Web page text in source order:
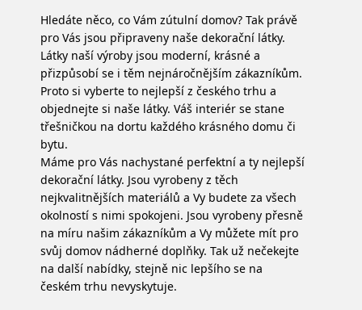
Hledáte něco, co Vám zútulní domov? Tak právě
pro Vás jsou připraveny naše dekorační látky.
Látky naší výroby jsou moderní, krásné a
přizpůsobí se i těm nejnáročnějším zákazníkům.
Proto si vyberte to nejlepší z českého trhu a
objednejte si naše látky. Váš interiér se stane
třešničkou na dortu každého krásného domu či
bytu.
Máme pro Vás nachystané perfektní a ty nejlepší
dekorační látky. Jsou vyrobeny z těch
nejkvalitnějších materiálů a Vy budete za všech
okolností s nimi spokojeni. Jsou vyrobeny přesně
na míru našim zákazníkům a Vy můžete mít pro
svůj domov nádherné doplňky. Tak už nečekejte
na další nabídky, stejně nic lepšího se na
českém trhu nevyskytuje.